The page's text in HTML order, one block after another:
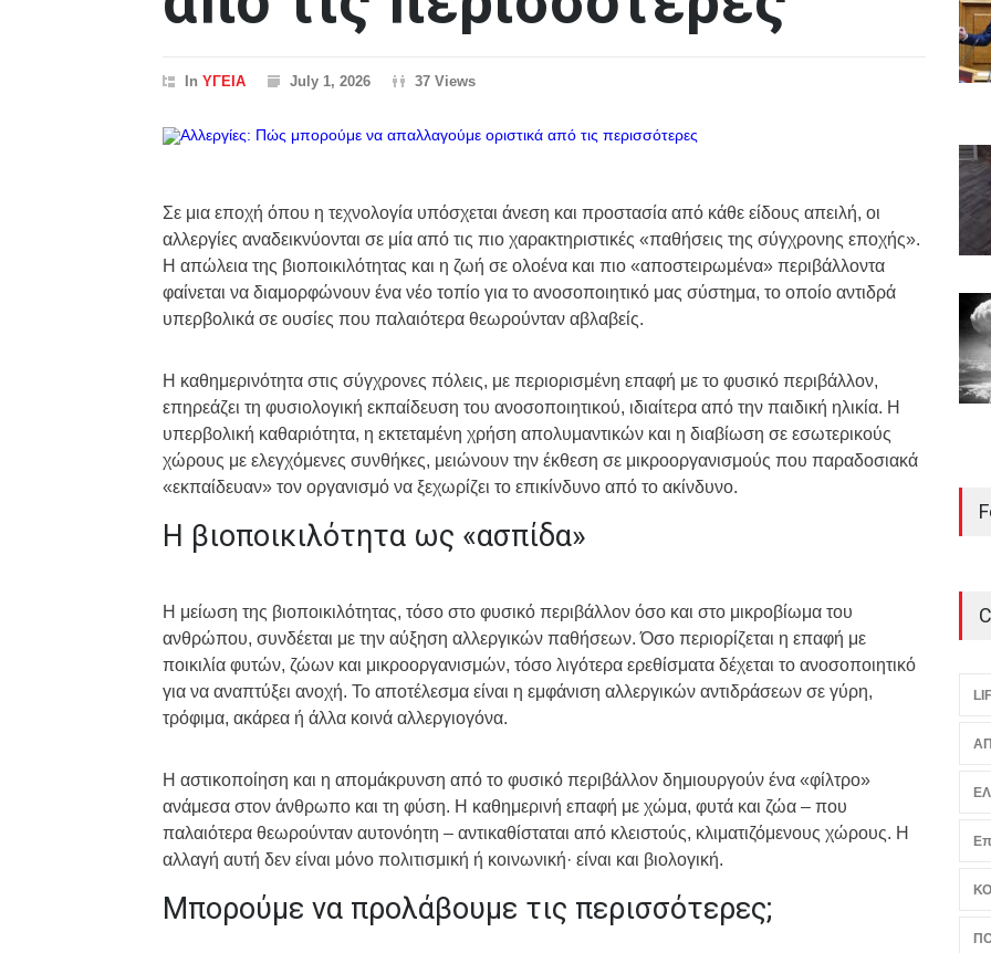
In ΥΓΕΙΑ July 1, 2026 37 Views
Σε μια εποχή όπου η τεχνολογία υπόσχεται άνεση και προστασία από κάθε είδους απειλή, οι
αλλεργίες αναδεικνύονται σε μία από τις πιο χαρακτηριστικές «παθήσεις της σύγχρονης εποχής».
Η απώλεια της βιοποικιλότητας και η ζωή σε ολοένα και πιο «αποστειρωμένα» περιβάλλοντα
φαίνεται να διαμορφώνουν ένα νέο τοπίο για το ανοσοποιητικό μας σύστημα, το οποίο αντιδρά
υπερβολικά σε ουσίες που παλαιότερα θεωρούνταν αβλαβείς.
Η καθημερινότητα στις σύγχρονες πόλεις, με περιορισμένη επαφή με το φυσικό περιβάλλον,
επηρεάζει τη φυσιολογική εκπαίδευση του ανοσοποιητικού, ιδιαίτερα από την παιδική ηλικία. Η
υπερβολική καθαριότητα, η εκτεταμένη χρήση απολυμαντικών και η διαβίωση σε εσωτερικούς
χώρους με ελεγχόμενες συνθήκες, μειώνουν την έκθεση σε μικροοργανισμούς που παραδοσιακά
«εκπαίδευαν» τον οργανισμό να ξεχωρίζει το επικίνδυνο από το ακίνδυνο.
Η βιοποικιλότητα ως «ασπίδα»
Η μείωση της βιοποικιλότητας, τόσο στο φυσικό περιβάλλον όσο και στο μικροβίωμα του
ανθρώπου, συνδέεται με την αύξηση αλλεργικών παθήσεων. Όσο περιορίζεται η επαφή με
ποικιλία φυτών, ζώων και μικροοργανισμών, τόσο λιγότερα ερεθίσματα δέχεται το ανοσοποιητικό
για να αναπτύξει ανοχή. Το αποτέλεσμα είναι η εμφάνιση αλλεργικών αντιδράσεων σε γύρη,
τρόφιμα, ακάρεα ή άλλα κοινά αλλεργιογόνα.
Η αστικοποίηση και η απομάκρυνση από το φυσικό περιβάλλον δημιουργούν ένα «φίλτρο»
ανάμεσα στον άνθρωπο και τη φύση. Η καθημερινή επαφή με χώμα, φυτά και ζώα – που
παλαιότερα θεωρούνταν αυτονόητη – αντικαθίσταται από κλειστούς, κλιματιζόμενους χώρους. Η
αλλαγή αυτή δεν είναι μόνο πολιτισμική ή κοινωνική· είναι και βιολογική.
Μπορούμε να προλάβουμε τις περισσότερες;